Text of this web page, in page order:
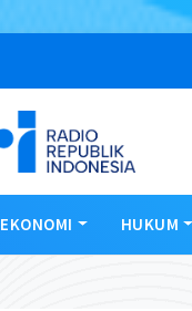
EKONOMI HUKUM